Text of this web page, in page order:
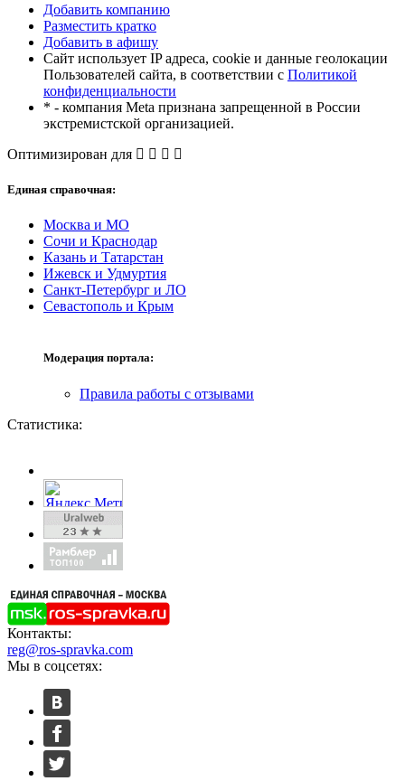
Добавить компанию
Разместить кратко
Добавить в афишу
Сайт использует IP адреса, cookie и данные геолокации
Пользователей сайта, в соответствии с Политикой
конфиденциальности
* - компания Meta признана запрещенной в России
экстремистской организацией.
Оптимизирован для
Единая справочная:
Москва и МО
Сочи и Краснодар
Казань и Татарстан
Ижевск и Удмуртия
Санкт-Петербург и ЛО
Севастополь и Крым
Модерация портала:
Правила работы с отзывами
Статистика:
Контакты:
reg@ros-spravka.com
Мы в соцсетях: